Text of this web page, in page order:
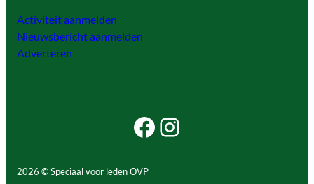
Activiteit aanmelden
Nieuwsbericht aanmelden
Adverteren
Facebook Beleef Princenhage
Instagram Beleef Princenhage
2026 © Speciaal voor leden OVP